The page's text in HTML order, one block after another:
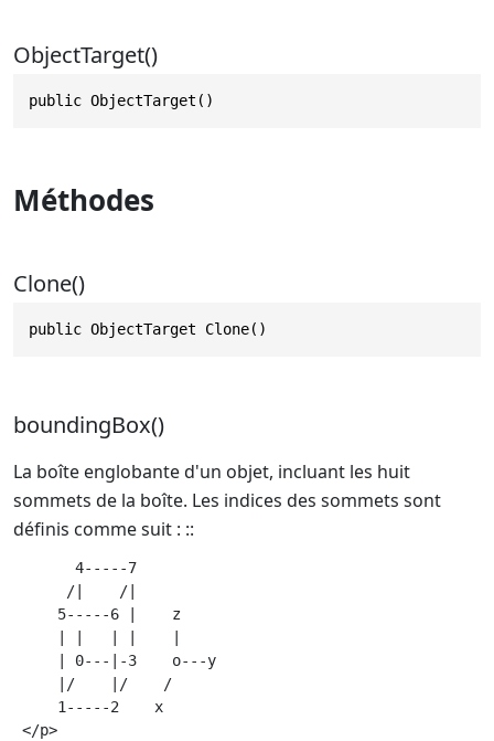
ObjectTarget()
public ObjectTarget()
Méthodes
Clone()
public ObjectTarget Clone()
boundingBox()
La boîte englobante d'un objet, incluant les huit
sommets de la boîte. Les indices des sommets sont
définis comme suit : ::
       4-----7
      /|    /|
     5-----6 |    z
     | |   | |    |
     | 0---|-3    o---y
     |/    |/    /
     1-----2    x